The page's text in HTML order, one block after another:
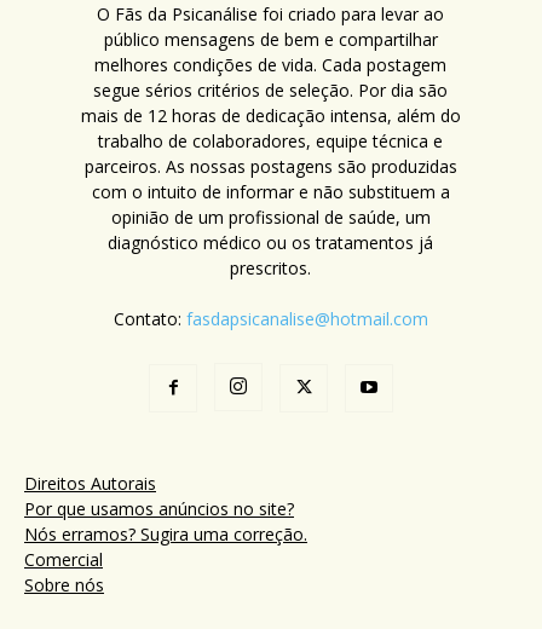
O Fãs da Psicanálise foi criado para levar ao
público mensagens de bem e compartilhar
melhores condições de vida. Cada postagem
segue sérios critérios de seleção. Por dia são
mais de 12 horas de dedicação intensa, além do
trabalho de colaboradores, equipe técnica e
parceiros. As nossas postagens são produzidas
com o intuito de informar e não substituem a
opinião de um profissional de saúde, um
diagnóstico médico ou os tratamentos já
prescritos.
Contato: fasdapsicanalise@hotmail.com
Direitos Autorais
Por que usamos anúncios no site?
Nós erramos? Sugira uma correção.
Comercial
Sobre nós